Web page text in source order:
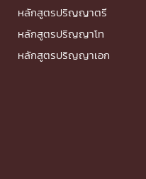
หลักสูตรปริญญาตรี
หลักสูตรปริญญาโท
หลักสูตรปริญญาเอก